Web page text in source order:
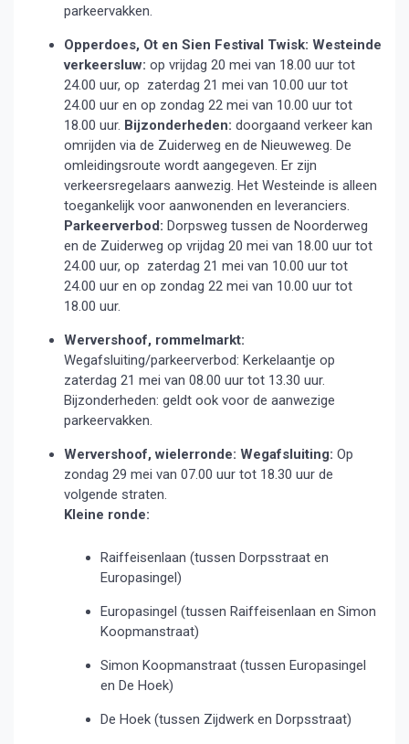
parkeervakken.
Opperdoes, Ot en Sien Festival Twisk: Westeinde
verkeersluw: op vrijdag 20 mei van 18.00 uur tot
24.00 uur, op zaterdag 21 mei van 10.00 uur tot
24.00 uur en op zondag 22 mei van 10.00 uur tot
18.00 uur. Bijzonderheden: doorgaand verkeer kan
omrijden via de Zuiderweg en de Nieuweweg. De
omleidingsroute wordt aangegeven. Er zijn
verkeersregelaars aanwezig. Het Westeinde is alleen
toegankelijk voor aanwonenden en leveranciers.
Parkeerverbod: Dorpsweg tussen de Noorderweg
en de Zuiderweg op vrijdag 20 mei van 18.00 uur tot
24.00 uur, op zaterdag 21 mei van 10.00 uur tot
24.00 uur en op zondag 22 mei van 10.00 uur tot
18.00 uur.
Wervershoof, rommelmarkt:
Wegafsluiting/parkeerverbod: Kerkelaantje op
zaterdag 21 mei van 08.00 uur tot 13.30 uur.
Bijzonderheden: geldt ook voor de aanwezige
parkeervakken.
Wervershoof, wielerronde: Wegafsluiting: Op
zondag 29 mei van 07.00 uur tot 18.30 uur de
volgende straten.
Kleine ronde:
Raiffeisenlaan (tussen Dorpsstraat en
Europasingel)
Europasingel (tussen Raiffeisenlaan en Simon
Koopmanstraat)
Simon Koopmanstraat (tussen Europasingel
en De Hoek)
De Hoek (tussen Zijdwerk en Dorpsstraat)